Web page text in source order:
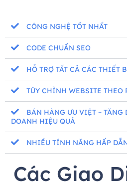
CÔNG NGHỆ TỐT NHẤT
CODE CHUẨN SEO
HỖ TRỢ TẤT CẢ CÁC THIẾT
TÙY CHỈNH WEBSITE THEO
BÁN HÀNG ƯU VIỆT – TĂNG
DOANH HIỆU QUẢ
NHIỀU TÍNH NĂNG HẤP
Các Giao